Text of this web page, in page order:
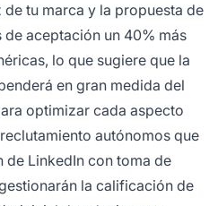
tu marca y la propuesta de
aceptación un 40% más
lo que sugiere que la
en gran medida del
optimizar cada aspecto
autónomos que
LinkedIn con toma de
la calificación de